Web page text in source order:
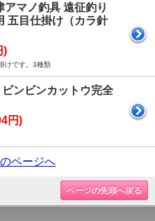
アマノ釣具 遠征釣り
五目仕掛け（カラ針
)
けです。3種類
ンビンカットウ完全
円)
ページへ
ページの先頭へ戻る